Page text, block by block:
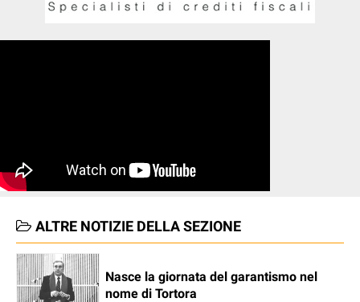
ALTRE NOTIZIE DELLA SEZIONE
Nasce la giornata del garantismo nel
nome di Tortora